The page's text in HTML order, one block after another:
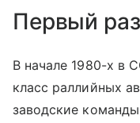
Первый
В начале 1980-х в
класс раллийных
заводские